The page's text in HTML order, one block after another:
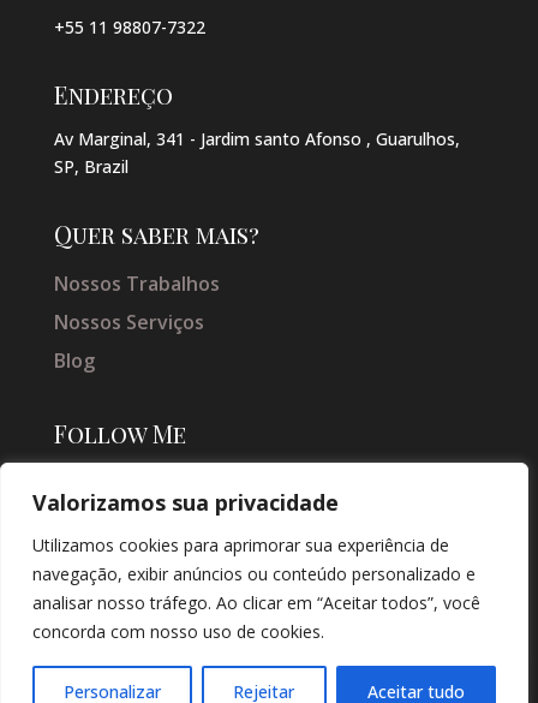
Valorizamos sua privacidade
Utilizamos cookies para aprimorar sua experiência de
navegação, exibir anúncios ou conteúdo personalizado e
analisar nosso tráfego. Ao clicar em “Aceitar todos”, você
concorda com nosso uso de cookies.
Personalizar Rejeitar Aceitar tudo
+55 11 98807-7322
Endereço
Av Marginal, 341 - Jardim santo Afonso , Guarulhos,
SP, Brazil
Quer saber mais?
Nossos Trabalhos
Nossos Serviços
Blog
Follow Me
SOLUÇÕES DIGITAIS |
CRIAÇÃO DE SITES